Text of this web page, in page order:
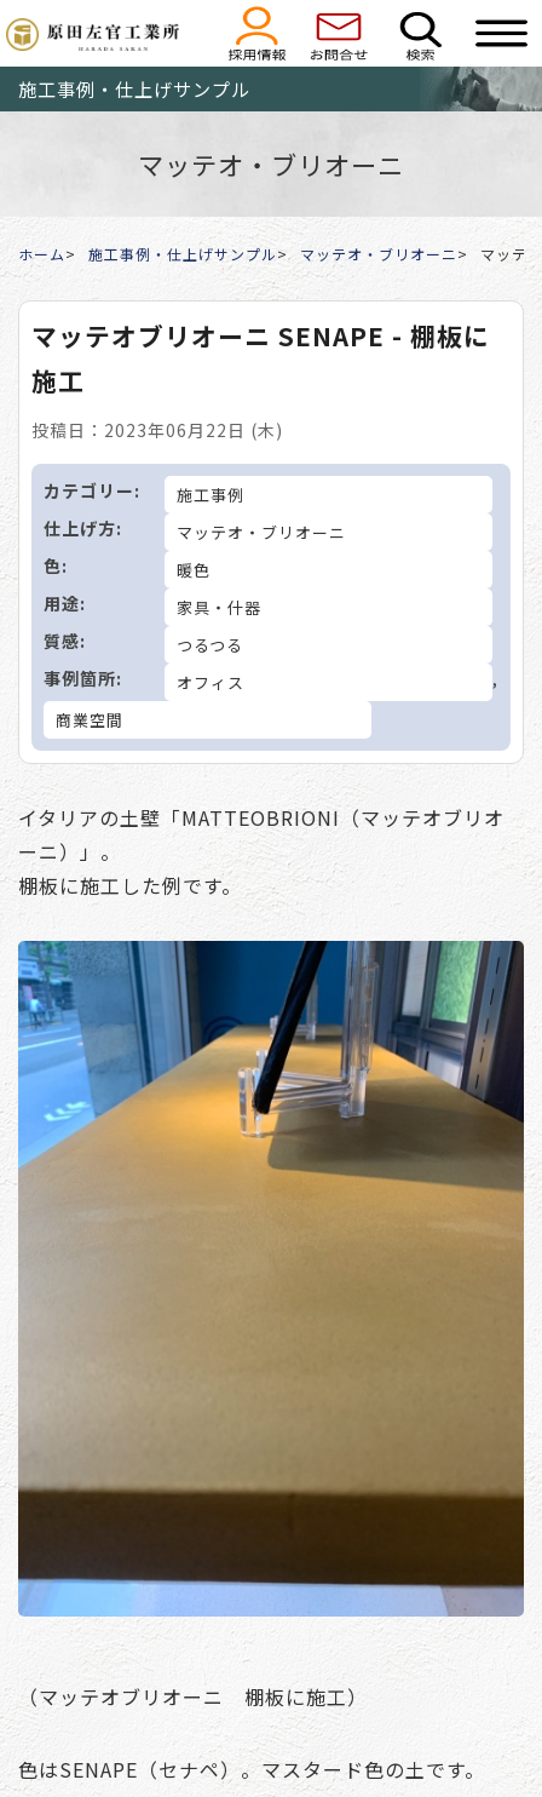
施工事例・仕上げサンプル
マッテオ・ブリオーニ
ホーム 施工事例・仕上げサンプル マッテオ・ブリオーニ マッテ
マッテオブリオーニ SENAPE - 棚板に
施工
投稿日：2023年06月22日 (木)
カテゴリー: 施工事例
仕上げ方: マッテオ・ブリオーニ
色: 暖色
用途: 家具・什器
質感: つるつる
事例箇所: オフィス ,
商業空間
イタリアの土壁「MATTEOBRIONI（マッテオブリオ
ーニ）」。
棚板に施工した例です。
（マッテオブリオーニ 棚板に施工）
色はSENAPE（セナペ）。マスタード色の土です。